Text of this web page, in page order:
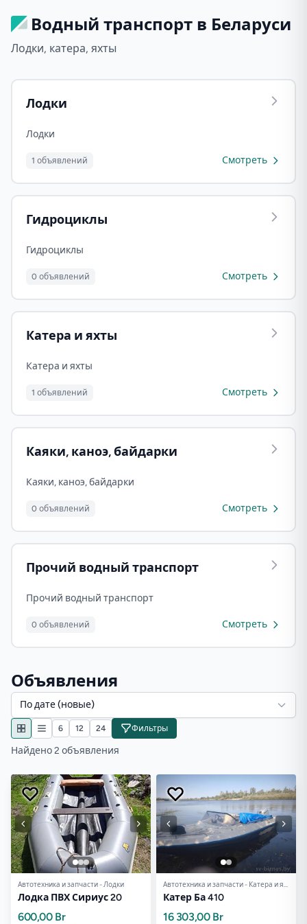
Водный транспорт в Беларуси
Лодки, катера, яхты
Лодки
Лодки
1 объявлений Смотреть
Гидроциклы
Гидроциклы
0 объявлений Смотреть
Катера и яхты
Катера и яхты
1 объявлений Смотреть
Каяки, каноэ, байдарки
Каяки, каноэ, байдарки
0 объявлений Смотреть
Прочий водный транспорт
Прочий водный транспорт
0 объявлений Смотреть
Объявления
По дате (новые)
6 12 24 Фильтры
Найдено 2 объявления
Автотехника и запчасти - Лодки
Лодка ПВХ Сириус 20
600,00 Br
Автотехника и запчасти - Катера и яхты
Катер Ба 410
16 303,00 Br